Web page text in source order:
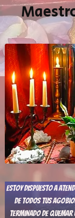
Estoy Dispuesto A
De Todos Tus
Terminado De